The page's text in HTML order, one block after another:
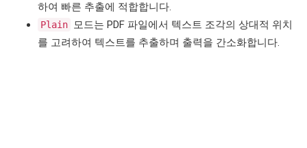
하여 빠른 추출에 적합합니다.
Plain 모드는 PDF 파일에서 텍스트 조각의 상대적 위치
를 고려하여 텍스트를 추출하며 출력을 간소화합니다.